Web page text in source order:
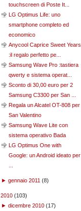
touchscreen di Poste It...
LG Optimus Life: uno
smartphone completo ed
economico
Anycool Caprice Sweet Years
:il regalo perfetto pe...
Samsung Wave Pro :tastiera
qwerty e sistema operat...
Sconto di 30,00 euro per 2
Samsung C3300 per San ...
Regala un Alcatel OT-808 per
San Valentino
Samsung Wave Lite con
sistema operativo Bada
LG Optimus One with
Google: un Android ideato per
► gennaio 2011 (8)
2010 (103)
► dicembre 2010 (17)